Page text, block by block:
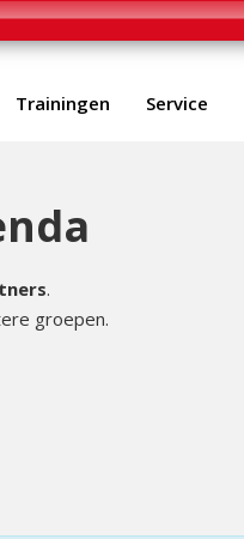
Trainingen Service
.
groepen.